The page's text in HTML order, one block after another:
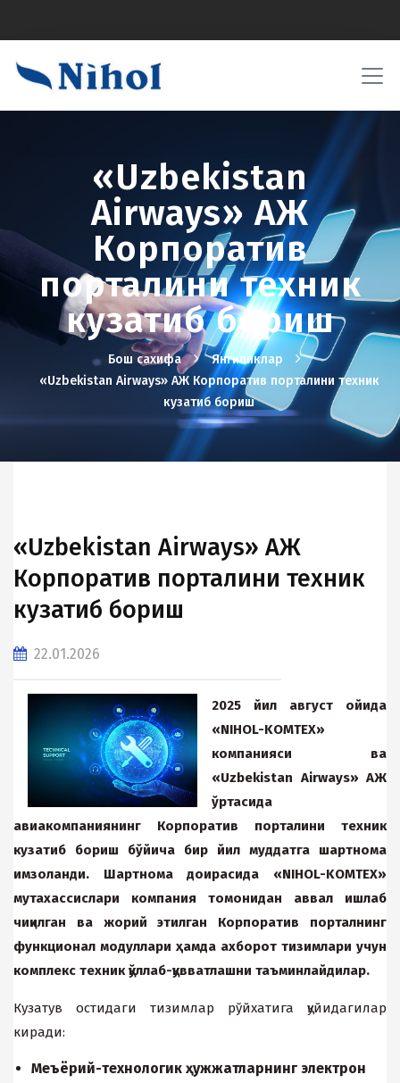
«Uzbekistan
Airways» АЖ
Корпоратив
порталини техник
кузатиб бориш
Бош сахифа
Янгиликлар
«Uzbekistan Airways» АЖ Корпоратив порталини техник
кузатиб бориш
«Uzbekistan Airways» АЖ
Корпоратив порталини техник
кузатиб бориш
22.01.2026
2025 йил август ойида
«NIHOL-KOMTEX»
компанияси ва
«Uzbekistan Airways» АЖ
ўртасида
авиакомпаниянинг Корпоратив порталини техник
кузатиб бориш бўйича бир йил муддатга шартнома
имзоланди. Шартнома доирасида «NIHOL-KOMTEX»
мутаxассислари компания томонидан аввал ишлаб
чиқилган ва жорий этилган Корпоратив порталнинг
функционал модуллари ҳамда аxборот тизимлари учун
комплекс теxник қўллаб-қувватлашни таъминлайдилар.
Кузатув остидаги тизимлар рўйхатига қуйидагилар
киради:
Меъёрий-технологик ҳужжатларнинг электрон